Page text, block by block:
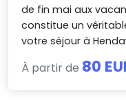
de fin mai aux
constitue un
votre séjour à
À partir de 80